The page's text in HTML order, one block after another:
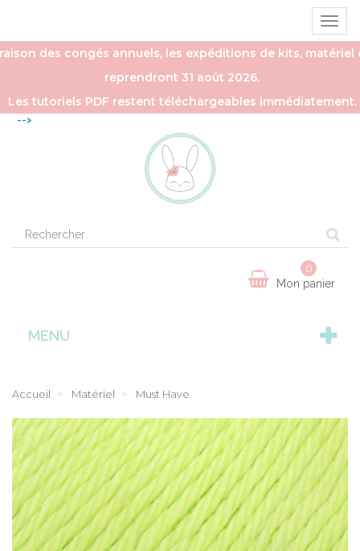
la
des congés annuels, les expéditions de kits, matériel
reprendront 31 août 2026.
Les tutoriels PDF restent téléchargeables immédiatement.
-->
Mon panier
0
MENU
Accueil Matériel Must Have